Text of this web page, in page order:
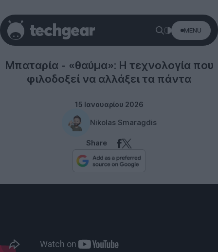
MENU
Technology
Μπαταρία - «θαύμα»: Η τεχνολογία που
φιλοδοξεί να αλλάξει τα πάντα
15 Ιανουαρίου 2026
Nikolas Smaragdis
Share